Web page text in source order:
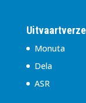
Monuta
Dela
ASR